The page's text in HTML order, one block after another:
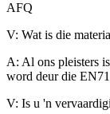
AFQ
V: Wat is die
A: Al ons pleisters
word deur die
V: Is u 'n